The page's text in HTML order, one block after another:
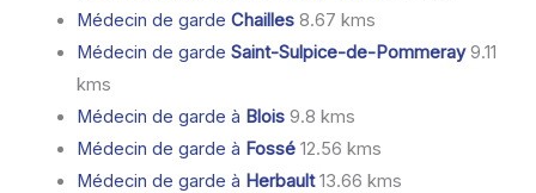
Médecin de garde Chailles8.67 kms
Médecin de garde Saint-Sulpice-de-Pommeray9.11
kms
Médecin de garde à Blois9.8 kms
Médecin de garde à Fossé12.56 kms
Médecin de garde à Herbault13.66 kms